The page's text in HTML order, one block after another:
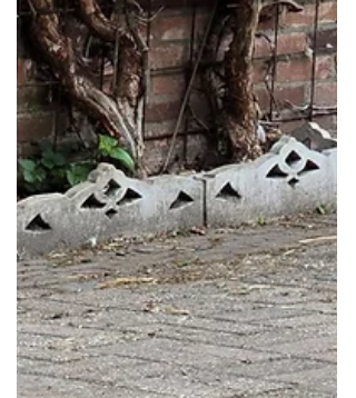
eerste maanden onafscheidelijk, nu
gaan ze meer hun eigen weg. Mick
(links) is bijna altijd buiten en is de
grootste vriend van onze Witteman (de
wilde kater die hier woont). Mattie is
vaker binnen en is een grote
knuffelkont. Zijn bijnaam is
'Wolliebollie', door zijn ronde, pluizige
uiterlijk. Heerlijke dieren zijn het: ze
hebben zelfvertrouwen, zijn
supervriendel